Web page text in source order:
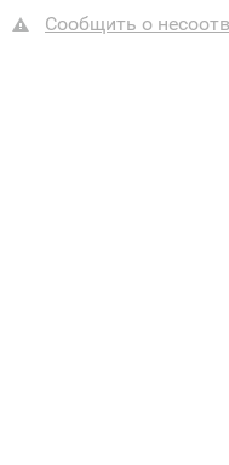
Сообщить о